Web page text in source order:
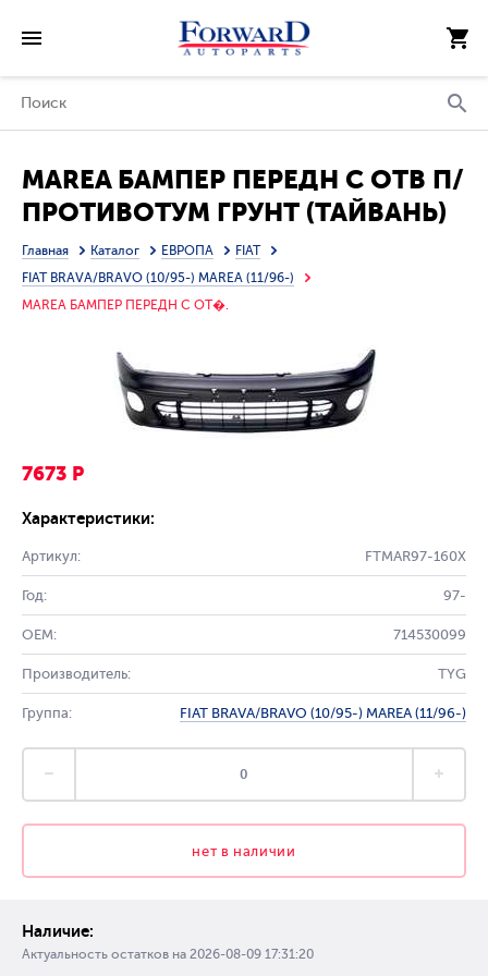
MAREA БАМПЕР ПЕРЕДН С ОТВ П/
ПРОТИВОТУМ ГРУНТ (ТАЙВАНЬ)
Главная Каталог ЕВРОПА
FIAT
FIAT BRAVA/BRAVO (10/95-) MAREA (11/96-)
MAREA БАМПЕР ПЕРЕДН С ОТ�.
7673 Р
Характеристики:
Артикул: FTMAR97-160X
Год: 97-
OEM: 714530099
Производитель: TYG
Группа: FIAT BRAVA/BRAVO (10/95-) MAREA (11/96-)
нет в наличии
Наличие:
Актуальность остатков на 2026-08-09 17:31:20